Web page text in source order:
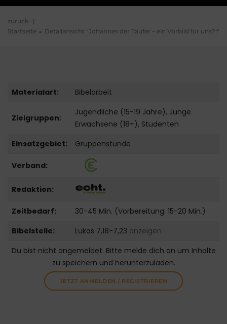
zurück |
Startseite
Detailansicht "Johannes der Täufer – ein Vorbild für uns?!"
Materialart: Bibelarbeit
Zielgruppen:
Jugendliche (15-19 Jahre), Junge
Erwachsene (18+), Studenten
Einsatzgebiet:
Gruppenstunde
Verband:
Redaktion:
Zeitbedarf:
30-45 Min. (Vorbereitung: 15-20 Min.)
Bibelstelle:
Lukas 7,18-7,23 anzeigen
Du bist nicht angemeldet. Bitte melde dich an um Inhalte
zu speichern und herunterzuladen.
JETZT ANMELDEN / REGISTRIEREN